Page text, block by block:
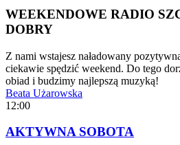
WEEKENDOWE RADIO
DOBRY
Z nami wstajesz naładowany
ciekawie spędzić weekend. Do tego
obiad i budzimy najlepszą muzyką!
Beata Użarowska
12:00
AKTYWNA SOBOTA